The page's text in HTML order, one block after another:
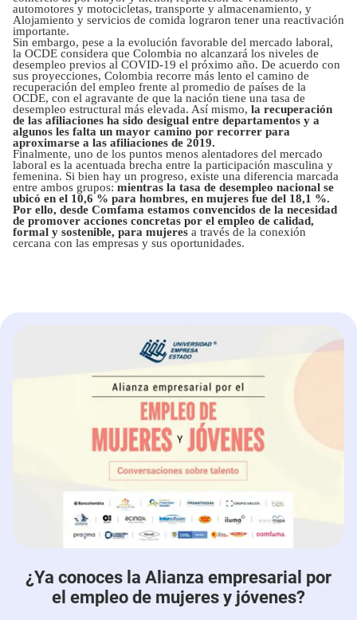
automotores y motocicletas, transporte y almacenamiento, y
Alojamiento y servicios de comida lograron tener una reactivación
importante.
Sin embargo, pese a la evolución favorable del mercado laboral,
la OCDE considera que Colombia no alcanzará los niveles de
desempleo previos al COVID-19 el próximo año. De acuerdo con
sus proyecciones, Colombia recorre más lento el camino de
recuperación del empleo frente al promedio de países de la
OCDE, con el agravante de que la nación tiene una tasa de
desempleo estructural más elevada. Así mismo, la recuperación
de las afiliaciones ha sido desigual entre departamentos y a
algunos les falta un mayor camino por recorrer para
aproximarse a las afiliaciones de 2019.
Finalmente, uno de los puntos menos alentadores del mercado
laboral es la acentuada brecha entre la participación masculina y
femenina. Si bien hay un progreso, existe una diferencia marcada
entre ambos grupos: mientras la tasa de desempleo nacional se
ubicó en el 10,6 % para hombres, en mujeres fue del 18,1 %.
Por ello, desde Comfama estamos convencidos de la necesidad
de promover acciones concretas por el empleo de calidad,
formal y sostenible, para mujeres a través de la conexión
cercana con las empresas y sus oportunidades.
¿Ya conoces la Alianza empresarial por
el empleo de mujeres y jóvenes?